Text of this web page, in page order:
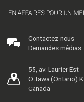
Contactez-nous
Demandes médias
55, av. Laurier Est
Ottawa (Ontario)
Canada